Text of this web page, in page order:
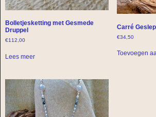
Bolletjesketting met Gesmede
Druppel
€112,00
Lees meer
Carré
€34,50
Toevoegen